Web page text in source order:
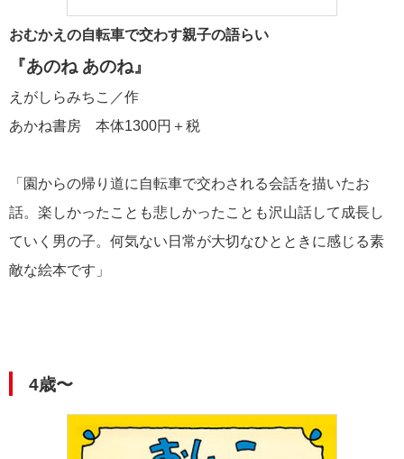
おむかえの自転車で交わす親子の語らい
『あのね あのね』
えがしらみちこ／作
あかね書房 本体1300円＋税
「園からの帰り道に自転車で交わされる会話を描いたお
話。楽しかったことも悲しかったことも沢山話して成長し
ていく男の子。何気ない日常が大切なひとときに感じる素
敵な絵本です」
4歳〜